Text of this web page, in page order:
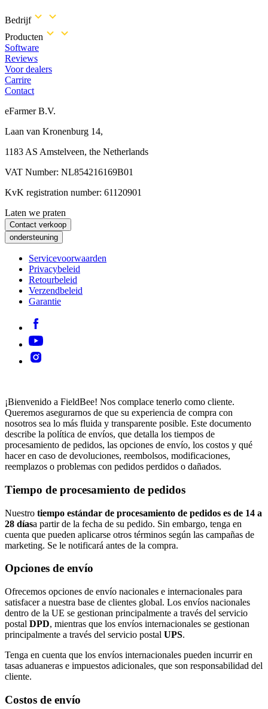
Bedrijf
Producten
Software
Reviews
Voor dealers
Carrire
Contact
eFarmer B.V.
Laan van Kronenburg 14,
1183 AS Amstelveen, the Netherlands
VAT Number: NL854216169B01
KvK registration number: 61120901
Laten we praten
Contact verkoop
ondersteuning
Servicevoorwaarden
Privacybeleid
Retourbeleid
Verzendbeleid
Garantie
¡Bienvenido a FieldBee! Nos complace tenerlo como cliente.
Queremos asegurarnos de que su experiencia de compra con
nosotros sea lo más fluida y transparente posible. Este documento
describe la política de envíos, que detalla los tiempos de
procesamiento de pedidos, las opciones de envío, los costos y qué
hacer en caso de devoluciones, reembolsos, modificaciones,
reemplazos o problemas con pedidos perdidos o dañados.
Tiempo de procesamiento de pedidos
Nuestro tiempo estándar de procesamiento de pedidos es de 14 a
28 díasa partir de la fecha de su pedido. Sin embargo, tenga en
cuenta que pueden aplicarse otros términos según las campañas de
marketing. Se le notificará antes de la compra.
Opciones de envío
Ofrecemos opciones de envío nacionales e internacionales para
satisfacer a nuestra base de clientes global. Los envíos nacionales
dentro de la UE se gestionan principalmente a través del servicio
postal DPD, mientras que los envíos internacionales se gestionan
principalmente a través del servicio postal UPS.
Tenga en cuenta que los envíos internacionales pueden incurrir en
tasas aduaneras e impuestos adicionales, que son responsabilidad del
cliente.
Costos de envío